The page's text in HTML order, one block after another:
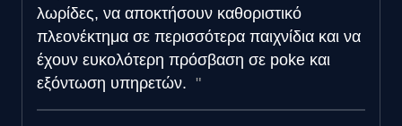
λωρίδες, να αποκτήσουν καθοριστικό
πλεονέκτημα σε περισσότερα παιχνίδια και να
έχουν ευκολότερη πρόσβαση σε poke και
εξόντωση υπηρετών.